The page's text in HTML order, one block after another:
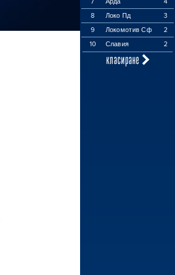
8
Локо Пд
3
9
Локомотив Сф
2
10
Славия 2
класиране